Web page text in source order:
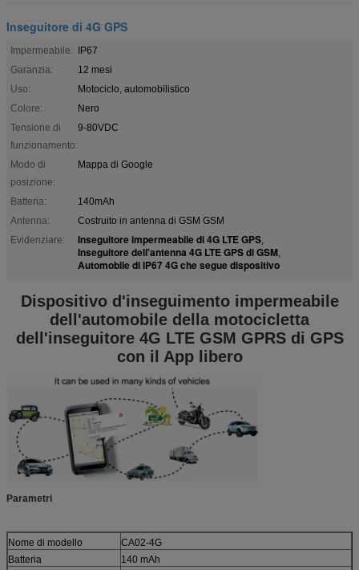
Inseguitore di 4G GPS
Impermeabile: IP67
Garanzia:
12 mesi
Uso:
Motociclo, automobilistico
Colore:
Nero
Tensione di
funzionamento:
9-80VDC
Modo di
posizione:
Mappa di Google
Batteria:
140mAh
Antenna:
Costruito in antenna di GSM GSM
Evidenziare:
Inseguitore impermeabile di 4G LTE GPS,
Inseguitore dell'antenna 4G LTE GPS di GSM,
Automobile di IP67 4G che segue dispositivo
Dispositivo d'inseguimento impermeabile
dell'automobile della motocicletta
dell'inseguitore 4G LTE GSM GPRS di GPS
con il App libero
Parametri
Nome di modello
CA02-4G
Batteria
140 mAh